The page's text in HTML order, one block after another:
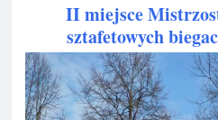
II miejsce
sztafetowych